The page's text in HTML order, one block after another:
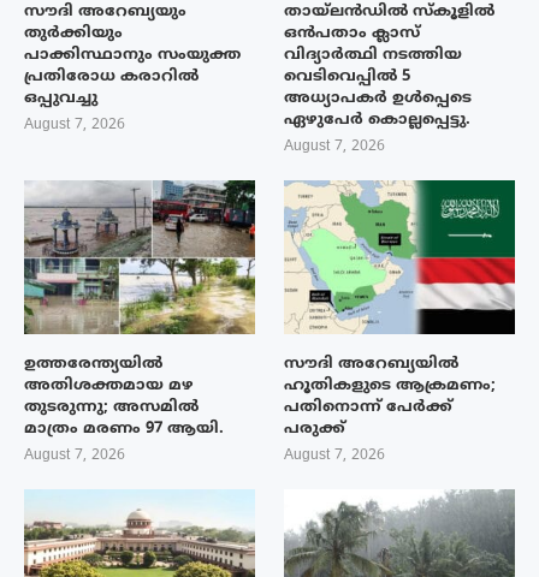
സൗദി അറേബ്യയും
തുർക്കിയും
പാക്കിസ്ഥാനും സംയുക്ത
പ്രതിരോധ കരാറിൽ
ഒപ്പുവച്ചു
August 7, 2026
തായ്‌ലൻഡിൽ സ്കൂളിൽ
ഒൻപതാം ക്ലാസ്
വിദ്യാർത്ഥി നടത്തിയ
വെടിവെപ്പിൽ 5
അധ്യാപകർ ഉൾപ്പെടെ
ഏഴുപേർ കൊല്ലപ്പെട്ടു.
August 7, 2026
ഉത്തരേന്ത്യയിൽ
അതിശക്തമായ മഴ
തുടരുന്നു; അസമിൽ
മാത്രം മരണം 97 ആയി.
August 7, 2026
സൗദി അറേബ്യയിൽ
ഹൂതികളുടെ ആക്രമണം;
പതിനൊന്ന് പേർക്ക്
പരുക്ക്
August 7, 2026